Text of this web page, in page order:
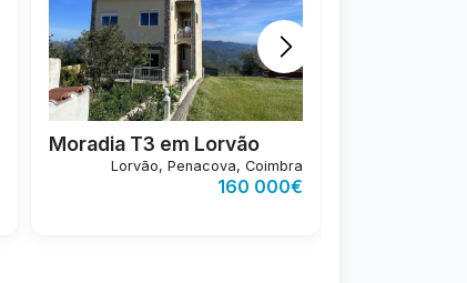
WC'S
2
ÁREA
240m2
ANO
1998
Moradia T3 em Lorvão
Lorvão, Penacova, Coimbra
160 000€